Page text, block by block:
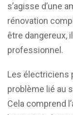
s’agisse d’une
rénovation
être dangereux,
professionnel.
Les électriciens
problème lié au
Cela comprend